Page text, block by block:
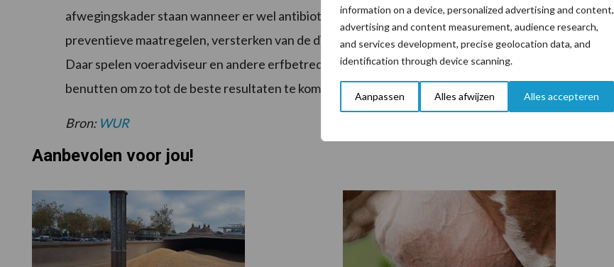
information on a device, personalized advertising and content,
advertising and content measurement, audience research,
and services development, precise geolocation data, and
identification through device scanning.
Aanpassen Alles afwijzen Alles accepteren
afwegingskader staan wanneer er wel antibiotica gegeven worden. Met veel aandacht voor
preventieve maatregelen, versterken van de diergezondheid en de weerbaarheid van de dieren.
Daar spelen voeradviseur en andere erfbetreders ook een belangrijke rol in. Ieders expertise
benutten om zo tot de beste resultaten te komen. Daar is de winst te behalen.”
Bron: WUR
Aanbevolen voor jou!